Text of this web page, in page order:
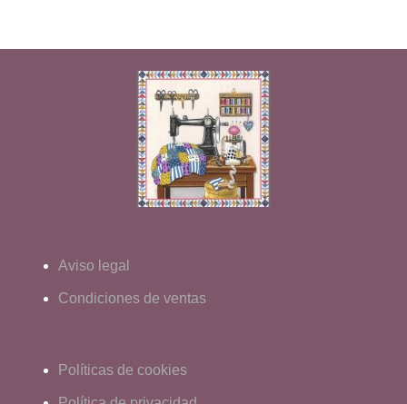
Aviso legal
Condiciones de ventas
Políticas de cookies